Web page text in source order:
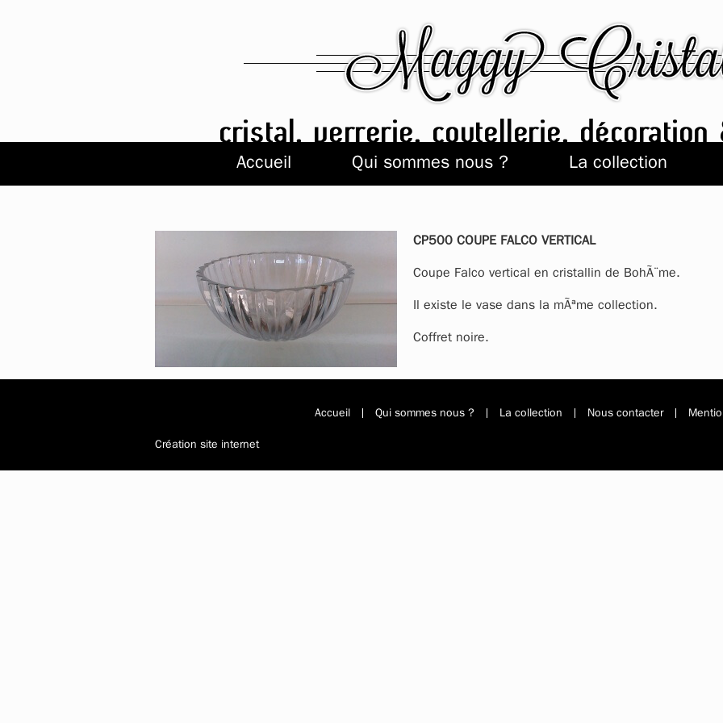
Accueil Qui sommes nous ? La collection
CP500 COUPE FALCO VERTICAL
Coupe Falco vertical en cristallin de BohÃ¨me.
Il existe le vase dans la mÃªme collection.
Coffret noire.
Accueil Qui sommes nous ? La collection Nous contacter
Création site internet